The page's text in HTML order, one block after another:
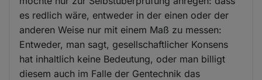
es redlich wäre, entweder in der einen oder der
anderen Weise nur mit einem Maß zu messen:
Entweder, man sagt, gesellschaftlicher Konsens
hat inhaltlich keine Bedeutung, oder man billigt
diesem auch im Falle der Gentechnik das